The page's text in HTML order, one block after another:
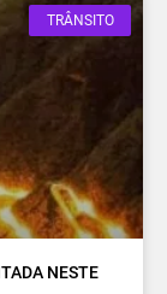
TRÂNSITO
NESTE